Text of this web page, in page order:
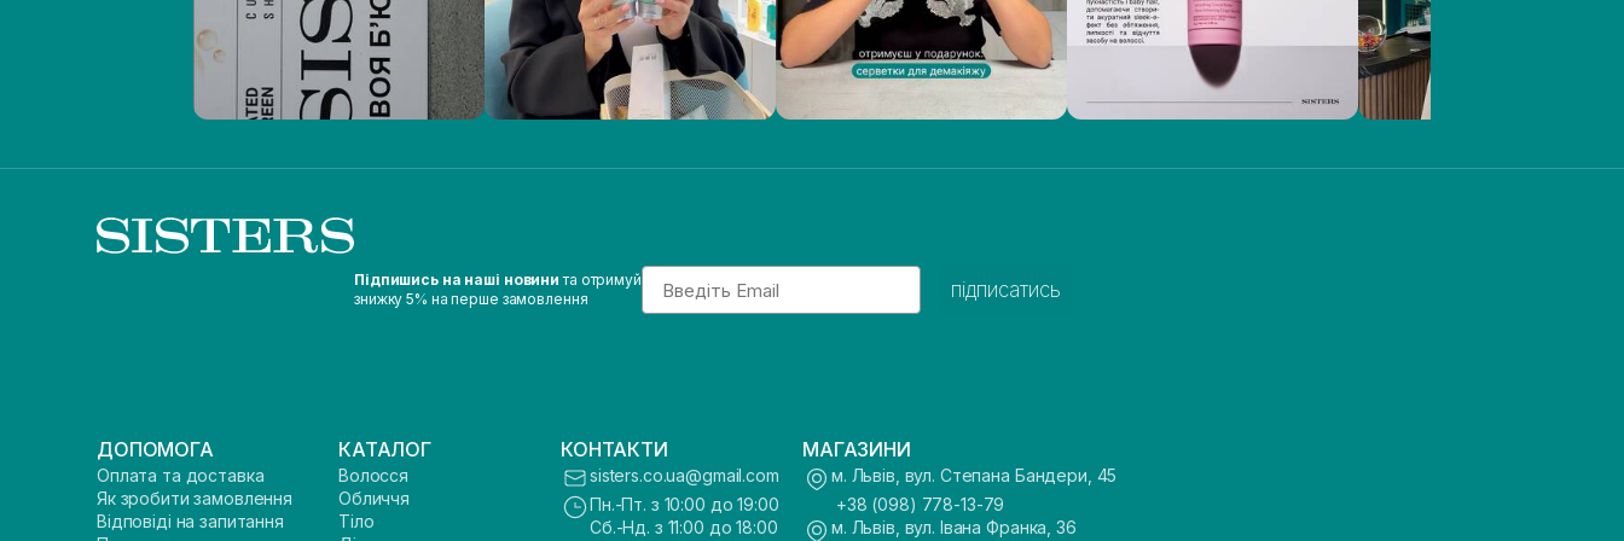
Підпишись на наші новини та отримуй
знижку 5% на перше замовлення
Email
підписатись
ДОПОМОГА
Оплата та доставка
Як зробити замовлення
Відповіді на запитання
КАТАЛОГ
Волосся
Обличчя
Тіло
КОНТАКТИ
sisters.co.ua@gmail.com
Пн.-Пт. з 10:00 до 19:00
Сб.-Нд. з 11:00 до 18:00
МАГАЗИНИ
м. Львів, вул. Степана Бандери, 45
+38 (098) 778-13-79
м. Львів, вул. Івана Франка, 36